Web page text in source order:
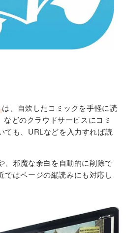
は、自炊したコミックを手軽に読
どのクラウドサービスにコミ
ても、URLなどを入力すれば読
、邪魔な余白を自動的に削除で
ではページの縦読みにも対応し